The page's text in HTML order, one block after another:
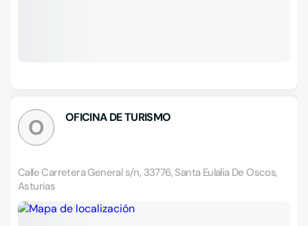
O OFICINA DE TURISMO
Calle Carretera General s/n, 33776, Santa Eulalia De Oscos,
Asturias